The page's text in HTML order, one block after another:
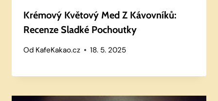
Krémový Květový Med Z Kávovníků:
Recenze Sladké Pochoutky
Od KafeKakao.cz 18. 5. 2025